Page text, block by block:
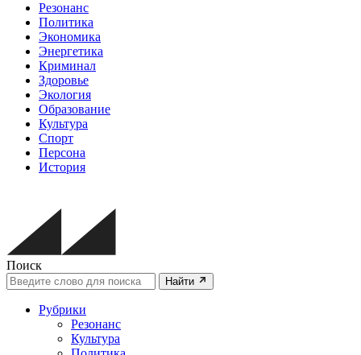
Резонанс
Политика
Экономика
Энергетика
Криминал
Здоровье
Экология
Образование
Культура
Спорт
Персона
История
Поиск
Найти
Рубрики
Резонанс
Культура